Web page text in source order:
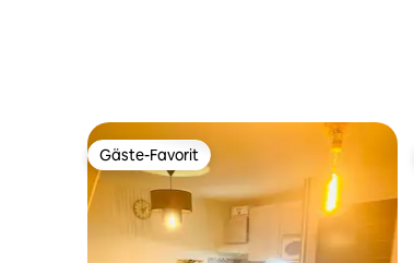
Gäste-Favorit
Gäste-Favorit